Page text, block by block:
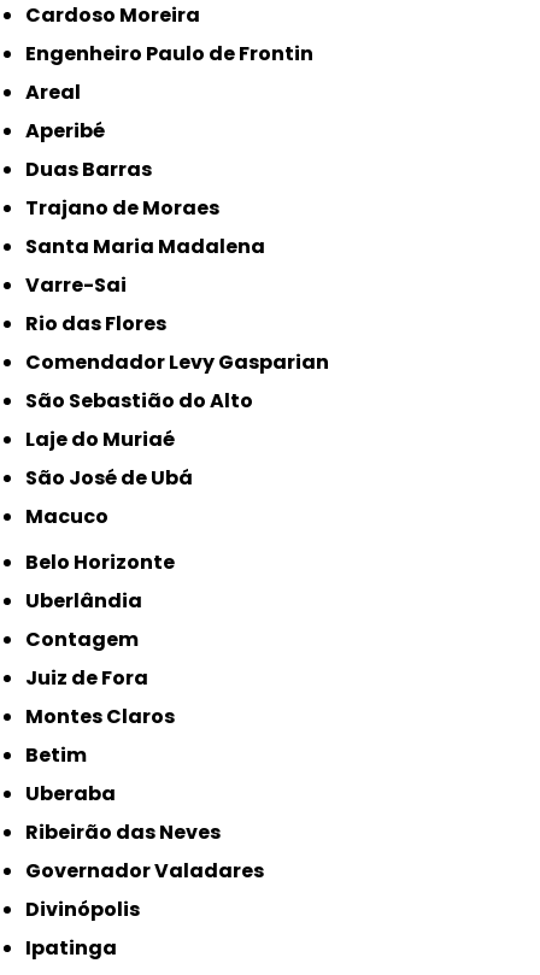
Cardoso Moreira
Engenheiro Paulo de Frontin
Areal
Aperibé
Duas Barras
Trajano de Moraes
Santa Maria Madalena
Varre-Sai
Rio das Flores
Comendador Levy Gasparian
São Sebastião do Alto
Laje do Muriaé
São José de Ubá
Macuco
Belo Horizonte
Uberlândia
Contagem
Juiz de Fora
Montes Claros
Betim
Uberaba
Ribeirão das Neves
Governador Valadares
Divinópolis
Ipatinga